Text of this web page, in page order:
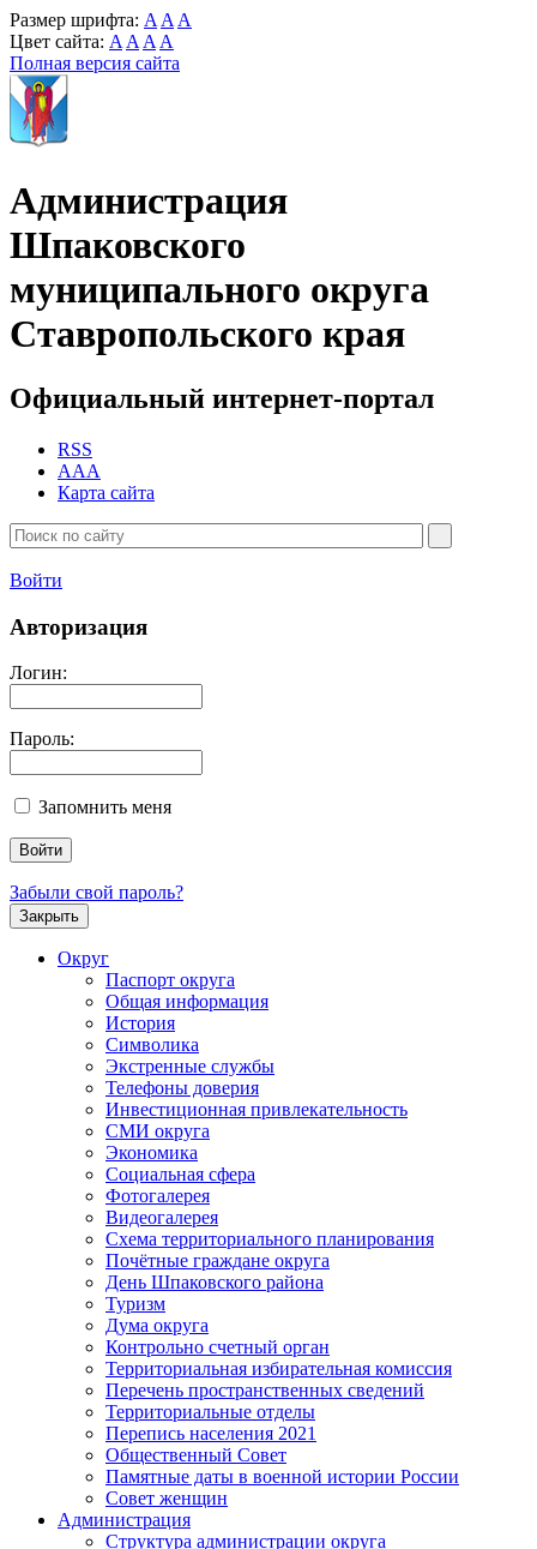
Размер шрифта: A A A
Цвет сайта: A A A A
Полная версия сайта
Администрация
Шпаковского
муниципального округа
Ставропольского края
Официальный интернет-портал
RSS
AAA
Карта сайта
Войти
Авторизация
Логин:
Пароль:
Запомнить меня
Забыли свой пароль?
Закрыть
Округ
Паспорт округа
Общая информация
История
Символика
Экстренные службы
Телефоны доверия
Инвестиционная привлекательность
СМИ округа
Экономика
Социальная сфера
Фотогалерея
Видеогалерея
Схема территориального планирования
Почётные граждане округа
День Шпаковского района
Туризм
Дума округа
Контрольно счетный орган
Территориальная избирательная комиссия
Перечень пространственных сведений
Территориальные отделы
Перепись населения 2021
Общественный Совет
Памятные даты в военной истории России
Совет женщин
Администрация
Структура администрации округа